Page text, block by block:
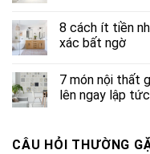
8 cách ít tiền
xác bất ngờ
7 món nội thất
lên ngay lập tức
CÂU HỎI THƯỜNG